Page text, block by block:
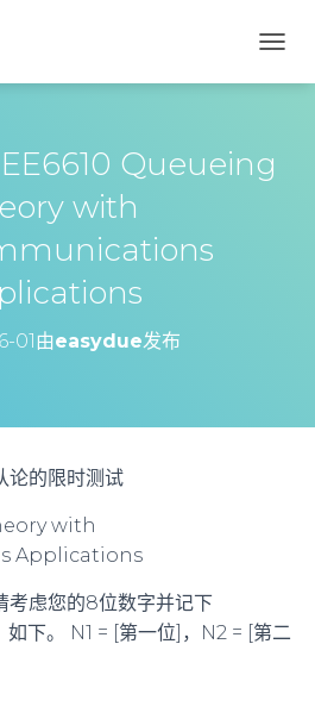
换
Queueing
with
01由easydue发布
论的限时测试
with
Applications
考虑您的8位数字并记下
下。 N1 = [第一位]，N2 = [第二